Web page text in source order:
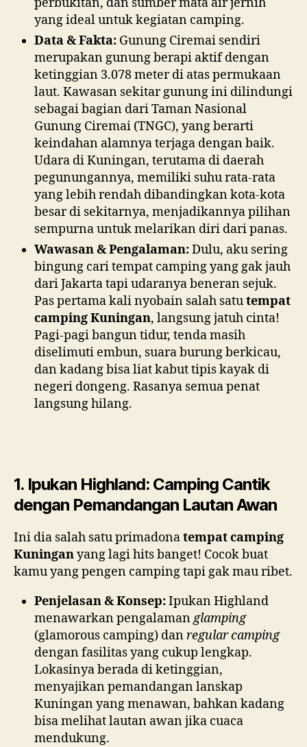
yang ideal untuk kegiatan camping.
Data & Fakta: Gunung Ciremai sendiri
merupakan gunung berapi aktif dengan
ketinggian 3.078 meter di atas permukaan
laut. Kawasan sekitar gunung ini dilindungi
sebagai bagian dari Taman Nasional
Gunung Ciremai (TNGC), yang berarti
keindahan alamnya terjaga dengan baik.
Udara di Kuningan, terutama di daerah
pegunungannya, memiliki suhu rata-rata
yang lebih rendah dibandingkan kota-kota
besar di sekitarnya, menjadikannya pilihan
sempurna untuk melarikan diri dari panas.
Wawasan & Pengalaman:Dulu, aku sering
bingung cari tempat camping yang gak jauh
dari Jakarta tapi udaranya beneran sejuk.
Pas pertama kali nyobain salah satutempat
camping Kuningan, langsung jatuh cinta!
Pagi-pagi bangun tidur, tenda masih
diselimuti embun,
D
E
E
l
g
i
n
suara burung berkicau,
dan kadang bisa liat kabut tipis kayak di
negeri dongeng. Rasanya semua penat
langsung hilang.
1. Ipukan Highland: Camping Cantik
dengan Pemandangan Lautan Awan
Ini dia salah satu primadonatempat camping
Kuninganyang lagi hits banget! Cocok buat
kamu yang pengen camping tapi gak mau ribet.
Penjelasan & Konsep:Ipukan Highland
menawarkan pengalamanglamping
(glamorous camping) danregular camping
dengan fasilitas yang cukup lengkap.
Lokasinya berada di ketinggian,
menyajikan pemandangan lanskap
Kuningan yang menawan, bahkan kadang
bisa melihat lautan awan jika cuaca
mendukung.